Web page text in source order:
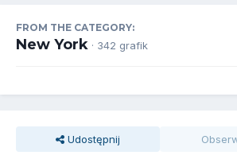
FROM THE CATEGORY:
New York · 342 grafik
Udostępnij